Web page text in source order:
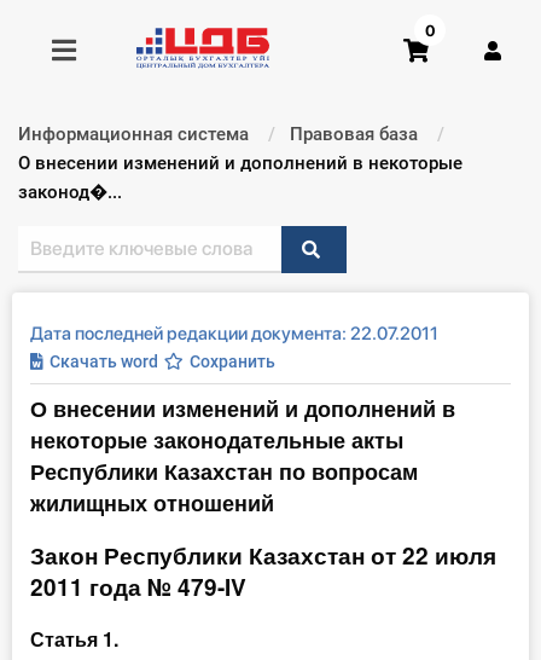
Получить консультацию
Главная ИС
Формы
Консультации
Правовая база
Библиотека бухгалтера
Инструменты
Вебинары
0
Информационная система
Правовая база
Текущий:
О внесении изменений и дополнений в некоторые
законод�...
Дата последней редакции документа: 22.07.2011
Скачать word Сохранить
О внесении изменений и дополнений в
некоторые законодательные акты
Республики Казахстан по вопросам
жилищных отношений
Закон Республики Казахстан от 22 июля
2011 года № 479-IV
Статья 1.